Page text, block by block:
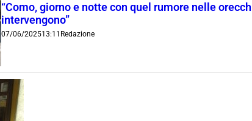
“Como, giorno e notte con quel rumore nelle
intervengono”
07/06/202513:11 Redazione